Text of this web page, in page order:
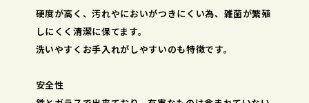
硬度が高く、汚れやにおいがつきにくい為、雑菌が繁殖
しにくく清潔に保てます。
洗いやすくお手入れがしやすいのも特徴です。
安全性